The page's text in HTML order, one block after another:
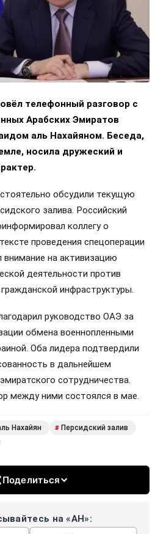
телефонный разговор с
Арабских Эмиратов
аль Нахайяном. Беседа,
носила дружеский и
обсудили текущую
залива. Российский
коллегу о
проведения спецоперации
внимание на активизацию
деятельности против
инфраструктуры.
руководство ОАЭ за
обмена военнопленными
Оба лидера подтвердили
в дальнейшем
сотрудничества.
между ними состоялся в мае.
Нахайян # Персидский залив
Поделиться
на «АН»: